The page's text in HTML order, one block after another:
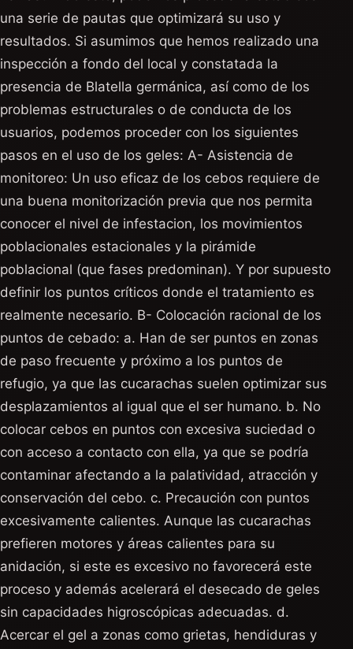
una serie de pautas que optimizará su uso y
resultados. Si asumimos que hemos realizado una
inspección a fondo del local y constatada la
presencia de Blatella germánica, así como de los
problemas estructurales o de conducta de los
usuarios, podemos proceder con los siguientes
pasos en el uso de los geles: A- Asistencia de
monitoreo: Un uso eficaz de los cebos requiere de
una buena monitorización previa que nos permita
conocer el nivel de infestacion, los movimientos
poblacionales estacionales y la pirámide
poblacional (que fases predominan). Y por supuesto
definir los puntos críticos donde el tratamiento es
realmente necesario. B- Colocación racional de los
puntos de cebado: a. Han de ser puntos en zonas
de paso frecuente y próximo a los puntos de
refugio, ya que las cucarachas suelen optimizar sus
desplazamientos al igual que el ser humano. b. No
colocar cebos en puntos con excesiva suciedad o
con acceso a contacto con ella, ya que se podría
contaminar afectando a la palatividad, atracción y
conservación del cebo. c. Precaución con puntos
excesivamente calientes. Aunque las cucarachas
prefieren motores y áreas calientes para su
anidación, si este es excesivo no favorecerá este
proceso y además acelerará el desecado de geles
sin capacidades higroscópicas adecuadas. d.
Acercar el gel a zonas como grietas, hendiduras y